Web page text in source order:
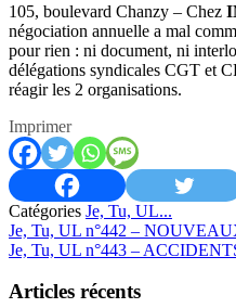
105, boulevard Chanzy – Chez
négociation annuelle a mal
pour rien : ni document, ni
délégations syndicales CGT et
réagir les 2 organisations.
Imprimer
Catégories Je, Tu, UL...
Previous:
Je, Tu, UL n°442 –
Next:
Je, Tu, UL n°443 –
Articles récents